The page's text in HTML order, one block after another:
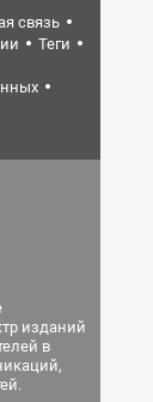
связь
Теги
изданий
в